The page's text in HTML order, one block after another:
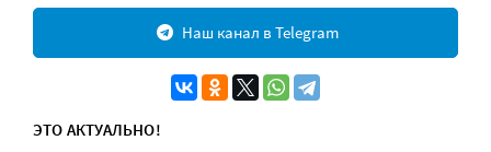
Наш канал в Telegram
ЭТО АКТУАЛЬНО!